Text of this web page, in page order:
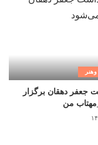
جعفر دهقان برگزار
من